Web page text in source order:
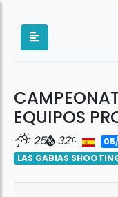
EQUIPOS
25 32
LAS GABIAS